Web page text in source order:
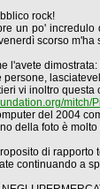
rock!
un po'
scorso m'ha
l'avete
persone,
vi inoltro questa
mitch/
del 2004
della foto è molto
di rapporto
continuando a